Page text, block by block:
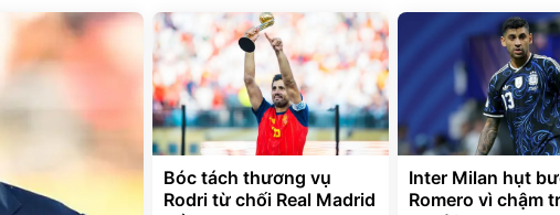
Bóc tách thương vụ
Rodri từ chối Real Madrid
Inter Milan hụt
Romero vì chậm